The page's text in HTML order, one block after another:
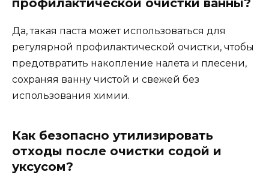
профилактической очистки ванны?
Да, такая паста может использоваться для
регулярной профилактической очистки, чтобы
предотвратить накопление налета и плесени,
сохраняя ванну чистой и свежей без
использования химии.
Как безопасно утилизировать
отходы после очистки содой и
уксусом?